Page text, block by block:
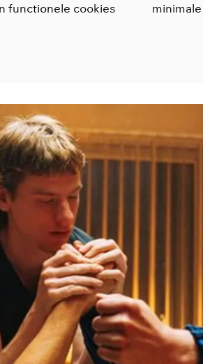
functionele cookies